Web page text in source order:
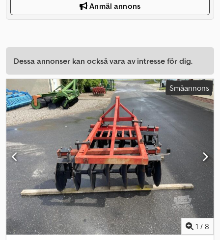
Anmäl annons
Dessa annonser kan också vara av intresse för dig.
Småannons
1 / 8